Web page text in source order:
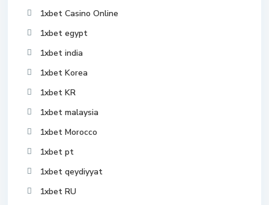
1xbet Casino Online
1xbet egypt
1xbet india
1xbet Korea
1xbet KR
1xbet malaysia
1xbet Morocco
1xbet pt
1xbet qeydiyyat
1xbet RU